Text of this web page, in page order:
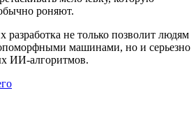
роняют.
не только позволит людям
машинами, но и серьезно
ИИ-алгоритмов.